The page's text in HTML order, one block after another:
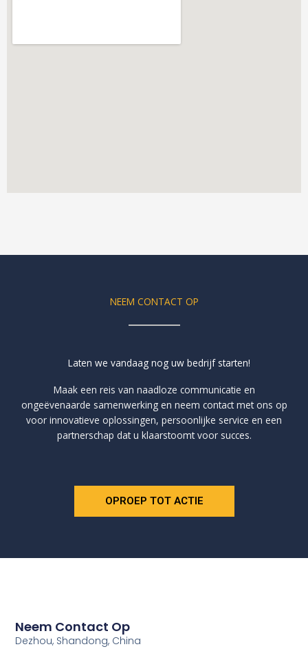
NEEM CONTACT OP
Laten we vandaag nog uw bedrijf starten!
Maak een reis van naadloze communicatie en
ongeëvenaarde samenwerking en neem contact met ons op
voor innovatieve oplossingen, persoonlijke service en een
partnerschap dat u klaarstoomt voor succes.
OPROEP TOT ACTIE
Neem Contact Op
Dezhou, Shandong, China